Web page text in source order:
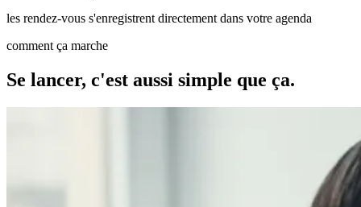
les rendez-vous s'enregistrent directement dans votre agenda
comment ça marche
Se lancer, c'est aussi simple que ça.